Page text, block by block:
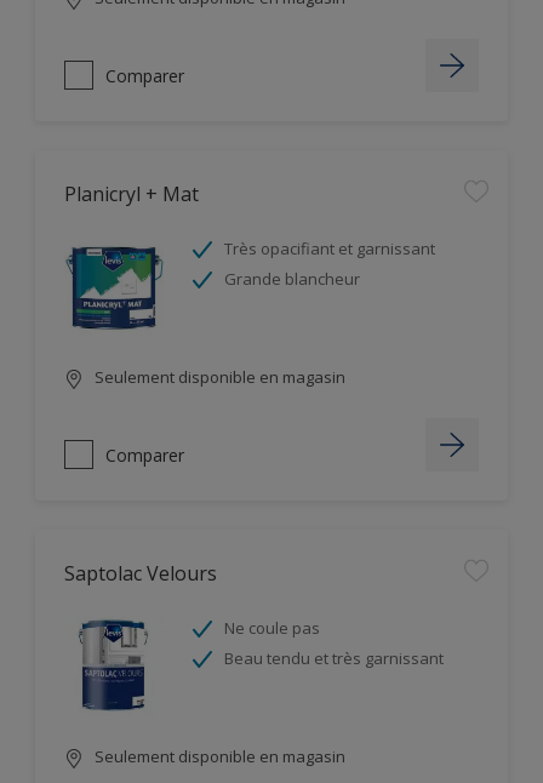
Comparer
Planicryl + Mat
Très opacifiant et garnissant
Grande blancheur
Seulement disponible en magasin
Comparer
Saptolac Velours
Ne coule pas
Beau tendu et très garnissant
Seulement disponible en magasin